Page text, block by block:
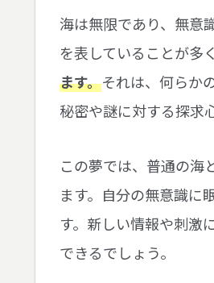
海は無限であり、無意
を表していることが多く
ます。それは、何らか
秘密や謎に対する探求
この夢では、普通の海
ます。自分の無意識に
す。新しい情報や刺激
できるでしょう。